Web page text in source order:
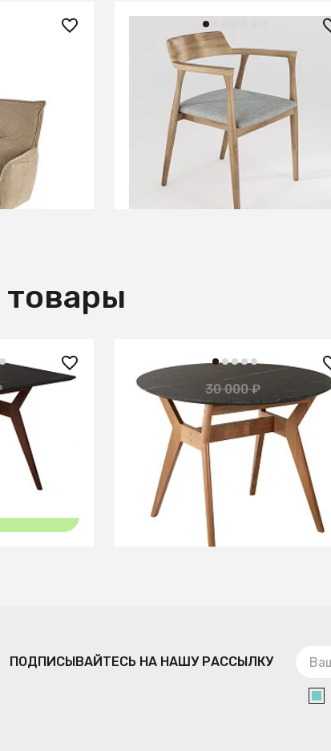
21 732.30 ₽
AL 103 Стул Киото (580*570*805)
В КОРЗИНУ
— 57%
Мрамор
11 950 ₽ 30 000 ₽
Стол Нарвик круглый д.860
Мрамор Графит
В КОРЗИНУ
ПОДПИСЫВАЙТЕСЬ НА НАШУ РАССЫЛКУ